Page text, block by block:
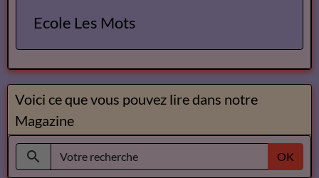
Ecole Les Mots
Voici ce que vous pouvez lire dans notre
Magazine
OK